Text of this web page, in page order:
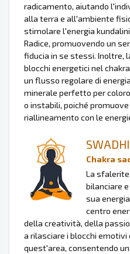
radicamento, aiutando
alla terra e all'ambiente
stimolare l'energia
Radice, promuovendo un
fiducia in se stessi. Inoltre,
blocchi energetici nel
un flusso regolare di
minerale perfetto per
o instabili, poiché
riallineamento con le
Chakra
La
bilanciare
sua
centro
della creatività, della
a rilasciare i blocchi
quest'area, consentendo